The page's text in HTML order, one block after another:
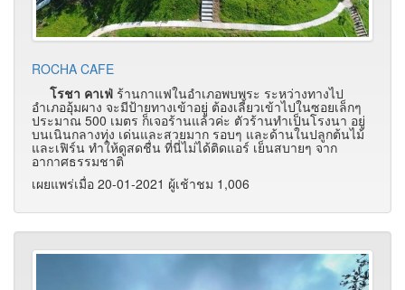
ROCHA CAFE
โรชา คาเฟ่ ร้านกาแฟในอำเภอพบพระ ระหว่างทางไป
อำเภออุ้มผาง จะมีป้ายทางเข้าอยู่ ต้องเลี้ยวเข้าไปในซอยเล็กๆ
ประมาณ 500 เมตร ก็เจอร้านแล้วค่ะ ตัวร้านทำเป็นโรงนา อยู่
บนเนินกลางทุ่ง เด่นและสวยมาก รอบๆ และด้านในปลูกต้นไม้
และเฟิร์น ทำให้ดูสดชื่น ที่นี่ไม่ได้ติดแอร์ เย็นสบายๆ จาก
อากาศธรรมชาติ
เผยแพร่เมื่อ 20-01-2021 ผู้เช้าชม 1,006